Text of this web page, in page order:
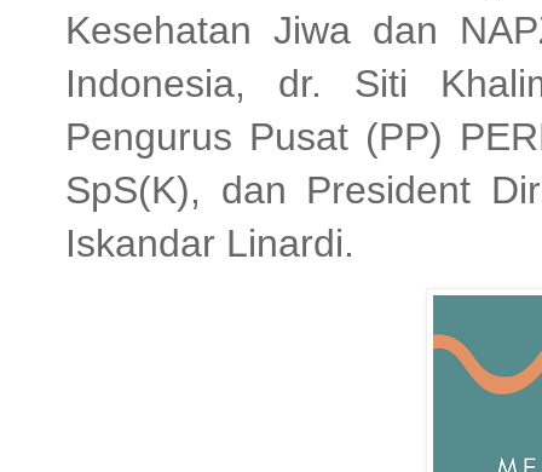
Kesehatan Jiwa dan
Indonesia, dr. Siti
Pengurus Pusat (PP)
SpS(K), dan President
Iskandar Linardi.